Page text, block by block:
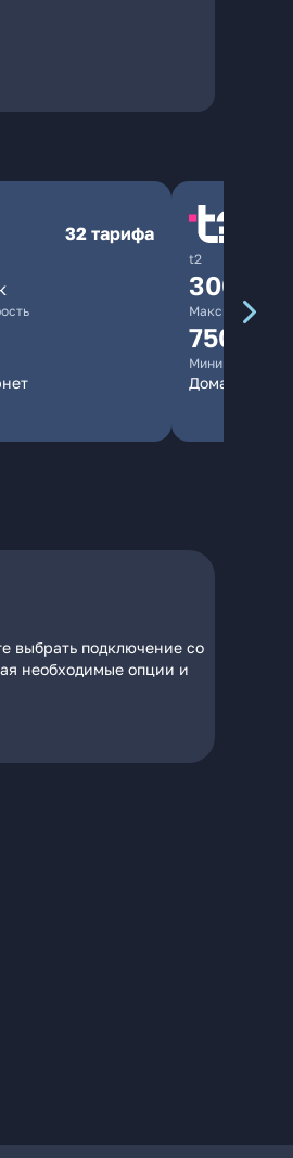
32 тарифа
t2
300
Максимальная
750
Минимальная
Домашний
выбрать подключение со
необходимые опции и